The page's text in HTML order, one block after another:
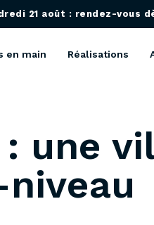
21 août : rendez-vous
en main Réalisations
une